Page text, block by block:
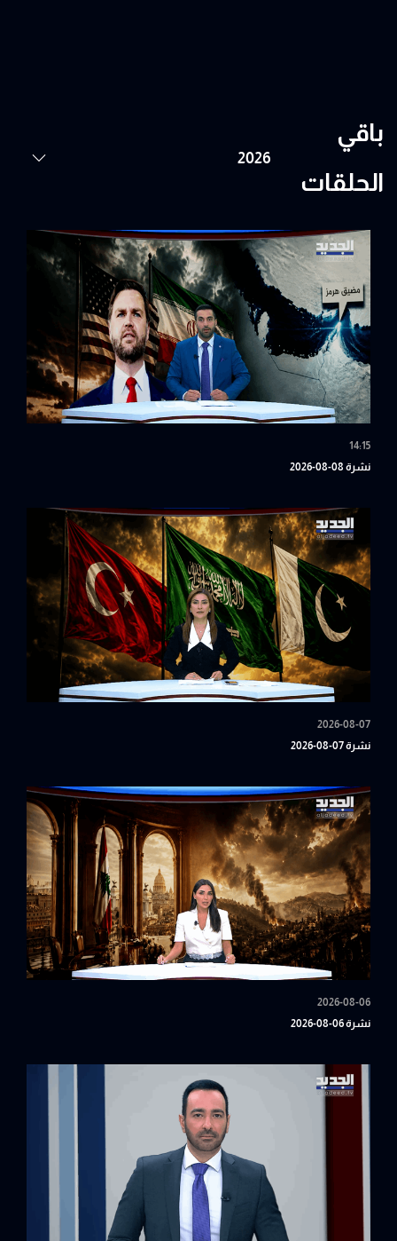
باقي
الحلقات
14:15
نشرة 08-08-2026
2026-08-07
نشرة 07-08-2026
2026-08-06
نشرة 06-08-2026